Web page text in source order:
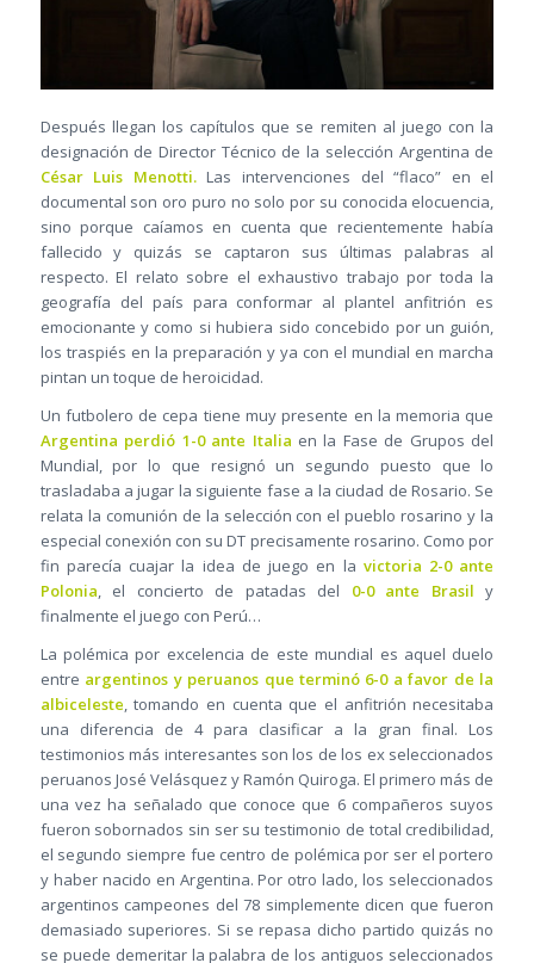
Después llegan los capítulos que se remiten al juego con la
designación de Director Técnico de la selección Argentina de
César Luis Menotti.Las intervenciones del “flaco” en el
documental son oro puro no solo por su conocida elocuencia,
sino porque caíamos en cuenta que recientemente había
fallecido y quizás se captaron sus últimas palabras al
respecto. El relato sobre el exhaustivo trabajo por toda la
geografía del país para conformar al plantel anfitrión es
emocionante y como si hubiera sido concebido por un guión,
los traspiés en la preparación y ya con el mundial en marcha
pintan un toque de heroicidad.
Un futbolero de cepa tiene muy presente en la memoria que
Argentina perdió 1-0 ante Italia en la Fase de Grupos del
Mundial, por lo que resignó un segundo puesto que lo
trasladaba a jugar la siguiente fase a la ciudad de Rosario. Se
relata la comunión de la selección con el pueblo rosarino y la
especial conexión con su DT precisamente rosarino. Como por
fin parecía cuajar la idea de juego en la victoria 2-0 ante
Polonia, el concierto de patadas del 0-0 ante Brasil y
finalmente el juego con Perú…
La polémica por excelencia de este mundial es aquel duelo
entre argentinos y peruanos que terminó 6-0 a favor de la
albiceleste, tomando en cuenta que el anfitrión necesitaba
una diferencia de 4 para clasificar a la gran final. Los
testimonios más interesantes son los de los ex seleccionados
peruanos José Velásquez y Ramón Quiroga. El primero más de
una vez ha señalado que conoce que 6 compañeros suyos
fueron sobornados sin ser su testimonio de total credibilidad,
el segundo siempre fue centro de polémica por ser el portero
y haber nacido en Argentina. Por otro lado, los seleccionados
argentinos campeones del 78 simplemente dicen que fueron
demasiado superiores. Si se repasa dicho partido quizás no
se puede demeritar la palabra de los antiguos seleccionados